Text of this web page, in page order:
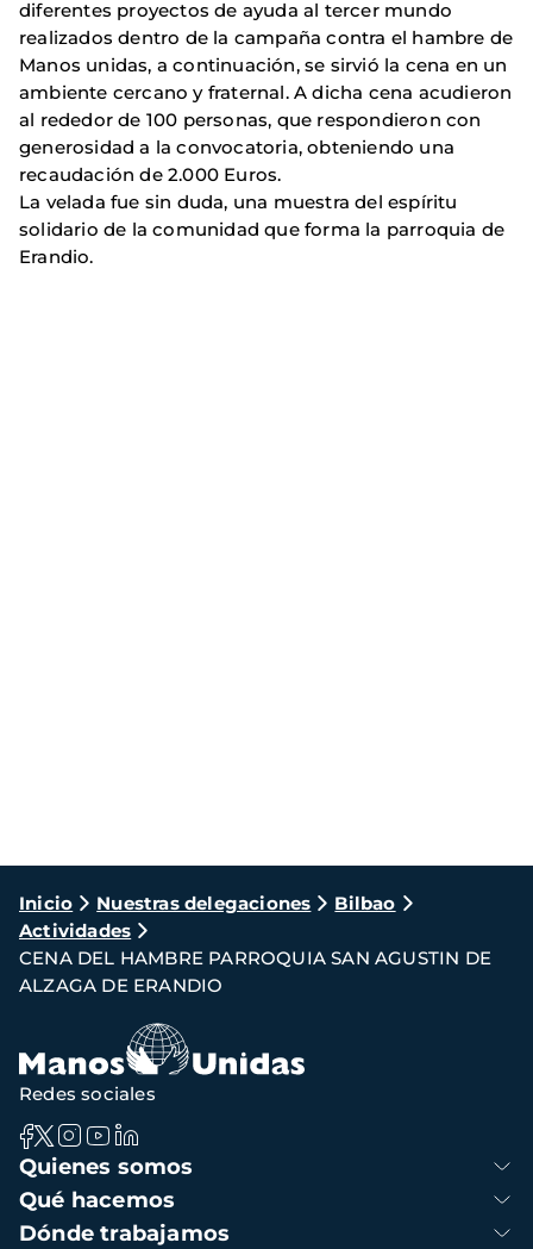
diferentes proyectos de ayuda al tercer mundo
realizados dentro de la campaña contra el hambre de
Manos unidas, a continuación, se sirvió la cena en un
ambiente cercano y fraternal. A dicha cena acudieron
al rededor de 100 personas, que respondieron con
generosidad a la convocatoria, obteniendo una
recaudación de 2.000 Euros.
La velada fue sin duda, una muestra del espíritu
solidario de la comunidad que forma la parroquia de
Erandio.
Ruta
de
navegación
Inicio Nuestras delegaciones
Bilbao
Actividades
CENA DEL HAMBRE PARROQUIA SAN AGUSTIN DE
ALZAGA DE ERANDIO
Navegación
principal
Quienes somos
Qué hacemos
Dónde trabajamos
Redes sociales